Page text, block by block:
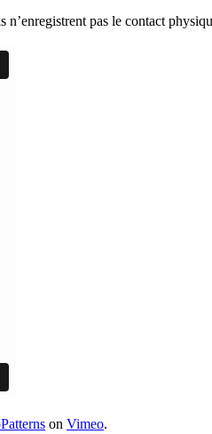
n’enregistrent pas le contact
on Vimeo.